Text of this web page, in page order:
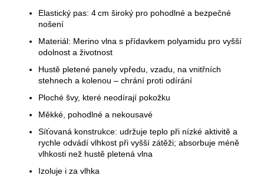
Elastický pas: 4 cm široký pro pohodlné a bezpečné
nošení
Materiál: Merino vlna s přídavkem polyamidu pro vyšší
odolnost a životnost
Hustě pletené panely vpředu, vzadu, na vnitřních
stehnech a kolenou – chrání proti odírání
Ploché švy, které neodírají pokožku
Měkké, pohodlné a nekousavé
Síťovaná konstrukce: udržuje teplo při nízké aktivitě a
rychle odvádí vlhkost při vyšší zátěži; absorbuje méně
vlhkosti než hustě pletená vlna
Izoluje i za vlhka